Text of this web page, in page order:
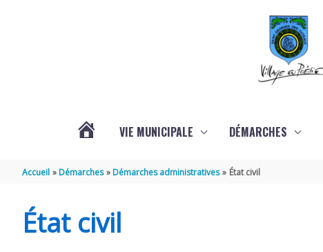
VIE MUNICIPALE DÉMARCHES
Accueil Démarches Démarches administratives État civil
État civil